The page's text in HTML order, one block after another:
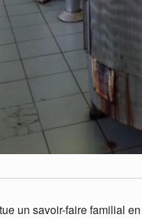
un savoir-faire familial